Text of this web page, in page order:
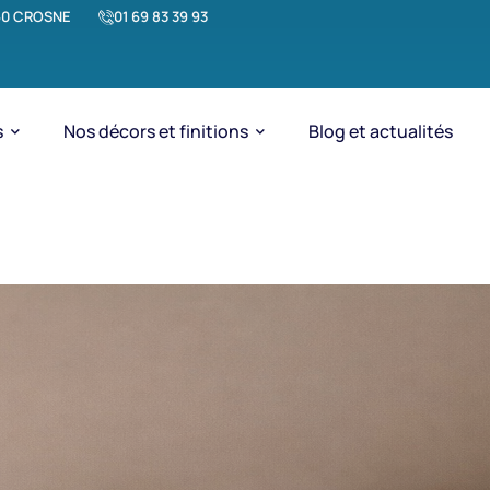
CROSNE 01 69 83 39 93
Nos décors et finitions Blog et actualités